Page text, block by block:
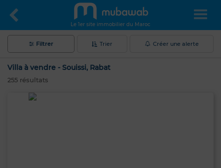
Le 1er site immobilier du Maroc
Filtrer Trier Créer une alerte
Villa à vendre - Souissi, Rabat
255 résultats